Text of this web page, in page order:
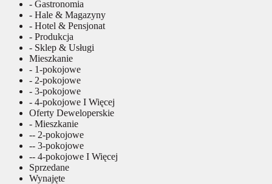
- Gastronomia
- Hale & Magazyny
- Hotel & Pensjonat
- Produkcja
- Sklep & Usługi
Mieszkanie
- 1-pokojowe
- 2-pokojowe
- 3-pokojowe
- 4-pokojowe I Więcej
Oferty Deweloperskie
- Mieszkanie
-- 2-pokojowe
-- 3-pokojowe
-- 4-pokojowe I Więcej
Sprzedane
Wynajęte